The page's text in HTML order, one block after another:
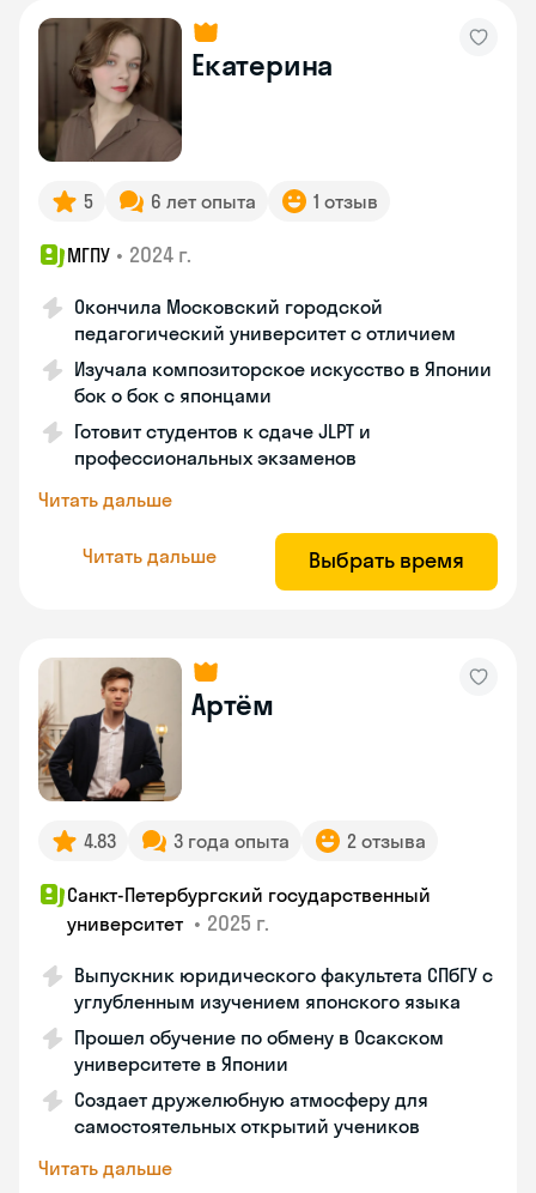
Екатерина
5 6 лет опыта 1 отзыв
МГПУ • 2024 г.
Окончила Московский городской
педагогический университет с отличием
Изучала композиторское искусство в Японии
бок о бок с японцами
Готовит студентов к сдаче JLPT и
профессиональных экзаменов
Читать дальше
Читать дальше Выбрать время
Артём
4.83 3 года опыта 2 отзыва
Санкт-Петербургский государственный
университет • 2025 г.
Выпускник юридического факультета СПбГУ с
углубленным изучением японского языка
Прошел обучение по обмену в Осакском
университете в Японии
Создает дружелюбную атмосферу для
самостоятельных открытий учеников
Читать дальше